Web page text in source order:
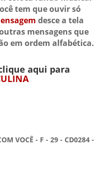
tem que ouvir só
desce a tela
mensagens que
em ordem alfabética.
aqui para
VOCÊ - F - 29 - CD0284 -